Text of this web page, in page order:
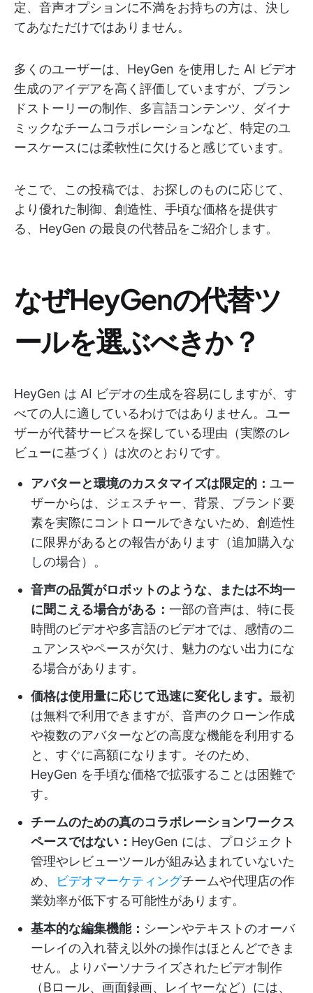
定、音声オプションに不満をお持ちの方は、決し
てあなただけではありません。
多くのユーザーは、HeyGen を使用した AI ビデオ
生成のアイデアを高く評価していますが、ブラン
ドストーリーの制作、多言語コンテンツ、ダイナ
ミックなチームコラボレーションなど、特定のユ
ースケースには柔軟性に欠けると感じています。
そこで、この投稿では、お探しのものに応じて、
より優れた制御、創造性、手頃な価格を提供す
る、HeyGen の最良の代替品をご紹介します。
なぜHeyGenの代替ツ
ールを選ぶべきか？
HeyGen は AI ビデオの生成を容易にしますが、す
べての人に適しているわけではありません。ユー
ザーが代替サービスを探している理由（実際のレ
ビューに基づく）は次のとおりです。
アバターと環境のカスタマイズは限定的： ユー
ザーからは、ジェスチャー、背景、ブランド要
素を実際にコントロールできないため、創造性
に限界があるとの報告があります（追加購入な
しの場合）。
音声の品質がロボットのような、または不均一
に聞こえる場合がある： 一部の音声は、特に長
時間のビデオや多言語のビデオでは、感情のニ
ュアンスやペースが欠け、魅力のない出力にな
る場合があります。
価格は使用量に応じて迅速に変化します。 最初
は無料で利用できますが、音声のクローン作成
や複数のアバターなどの高度な機能を利用する
と、すぐに高額になります。そのため、
HeyGen を手頃な価格で拡張することは困難で
す。
チームのための真のコラボレーションワークス
ペースではない： HeyGen には、プロジェクト
管理やレビューツールが組み込まれていないた
め、
ビデオマーケティングチームや代理店の作
業効率が低下する可能性があります。
基本的な編集機能： シーンやテキストのオーバ
ーレイの入れ替え以外の操作はほとんどできま
せん。よりパーソナライズされたビデオ制作
（Bロール、画面録画、レイヤーなど）には、